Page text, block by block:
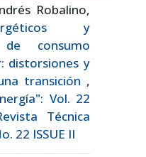
Robalino,
y
de consumo
distorsiones y
transición ,
Vol. 22
Técnica
22 ISSUE II